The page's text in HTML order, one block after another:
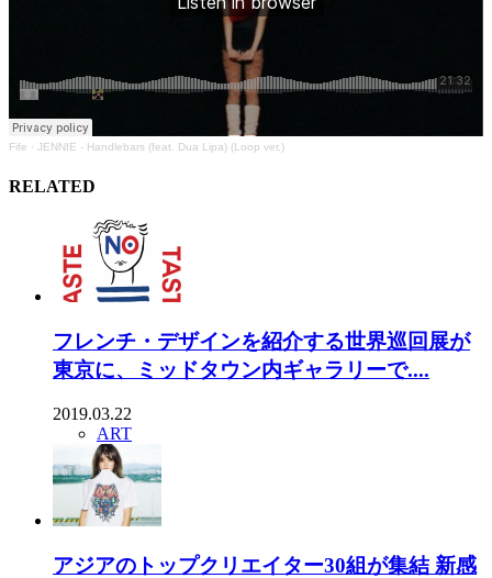
Fife · JENNIE - Handlebars (feat. Dua Lipa) (Loop ver.)
RELATED
フレンチ・デザインを紹介する世界巡回展が
東京に、ミッドタウン内ギャラリーで....
2019.03.22
ART
アジアのトップクリエイター30組が集結 新感